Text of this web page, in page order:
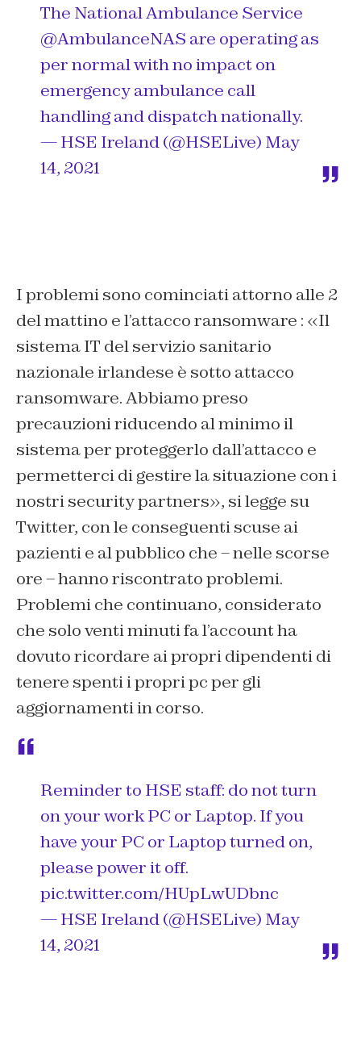
The National Ambulance Service
@AmbulanceNAS are operating as
per normal with no impact on
emergency ambulance call
handling and dispatch nationally.
— HSE Ireland (@HSELive) May
14, 2021
I problemi sono cominciati attorno alle 2
del mattino e l’attacco ransomware : «Il
sistema IT del servizio sanitario
nazionale irlandese è sotto attacco
ransomware. Abbiamo preso
precauzioni riducendo al minimo il
sistema per proteggerlo dall’attacco e
permetterci di gestire la situazione con i
nostri security partners», si legge su
Twitter, con le conseguenti scuse ai
pazienti e al pubblico che – nelle scorse
ore – hanno riscontrato problemi.
Problemi che continuano, considerato
che solo venti minuti fa l’account ha
dovuto ricordare ai propri dipendenti di
tenere spenti i propri pc per gli
aggiornamenti in corso.
Reminder to HSE staff: do not turn
on your work PC or Laptop. If you
have your PC or Laptop turned on,
please power it off.
pic.twitter.com/HUpLwUDbnc
— HSE Ireland (@HSELive) May
14, 2021